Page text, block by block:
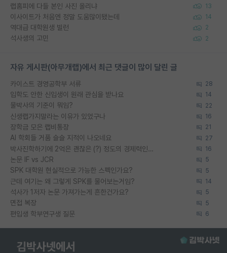
랩홈피에 다들 본인 사진 올리냐 13
이사이트가 처음엔 정말 도움많이됐는데 14
역대급 대학원생 빌런 2
석사생의 고민 2
자유 게시판(아무개랩)에서 최근 댓글이 많이 달린 글
카이스트 경영공학부 서류 28
입학도 안한 신입생이 원래 관심을 받나요 14
물박사의 기준이 뭐임? 22
신생랩가지말라는 이유가 있었구나 16
장학금 모은 랩비통장 21
AI 학회들 거품 슬슬 지적이 나오네요 27
박사진학하기에 2억은 괜찮은 (?) 정도의 경제력인가요 16
논문 IF vs JCR 5
SPK 대학원 현실적으로 가능한 스펙인가요? 5
근데 여기는 왜 그렇게 SPK를 물어보는거임? 14
석사가 1저자 논문 가져가는게 흔한건가요? 5
면접 복장 5
편입생 학부연구생 질문 6